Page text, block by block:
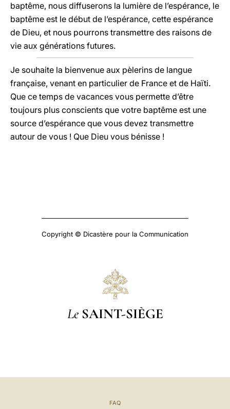
baptême, nous diffuserons la lumière de l’espérance, le
baptême est le début de l’espérance, cette espérance
de Dieu, et nous pourrons transmettre des raisons de
vie aux générations futures.
Je souhaite la bienvenue aux pèlerins de langue
française, venant en particulier de France et de Haïti.
Que ce temps de vacances vous permette d’être
toujours plus conscients que votre baptême est une
source d’espérance que vous devez transmettre
autour de vous ! Que Dieu vous bénisse !
Copyright © Dicastère pour la Communication
Le SAINT-SIÈGE
FAQ